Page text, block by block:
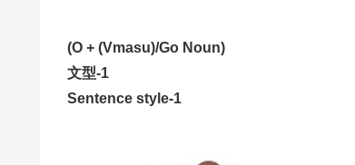
(O + (Vmasu)/Go Noun)
文型-1
Sentence style-1